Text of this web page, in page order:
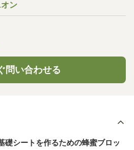
ン
問い合わせる
礎シートを作るための蜂蜜ブロッ